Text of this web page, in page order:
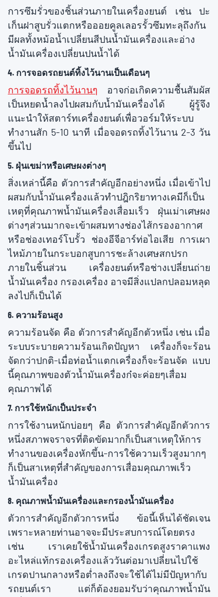
การซึมรั่วของชิ้นส่วนภายในเครื่องยนต์ เช่น ปะ
เก็นฝาสูบรั่วแตกหรือออยคูลเลอรรั้วซึมทะลุถึงกัน
มีผลทั้งหม้อน้ำเปลี่ยนสีปนน้ำมันเครื่องและอ่าง
น้ำมันเครื่องเปลี่ยนปนน้ำได้
4. การจอดรถยนต์ทิ้งไว้นานเป็นเดือนๆ
การจอดรถทิ้งไว้นานๆ อาจก่อเกิดความชื้นสัมผัส
เป็นหยดน้ำลงไปผสมกับน้ำมันเครื่องได้ ผู้รู้จึง
แนะนำให้สตาร์ทเครื่องยนต์เพื่อวอร์มให้ระบบ
ทำงานสัก 5-10 นาที เมื่อจอดรถทิ้งไว้นาน 2-3 วัน
ขึ้นไป
5. ฝุ่นเขม่าหรือเศษผงต่างๆ
สิ่งเหล่านี้คือ ตัวการสำคัญอีกอย่างหนึ่ง เมื่อเข้าไป
ผสมกับน้ำมันเครื่องแล้วทำปฎิกริยาทางเคมีก็เป็น
เหตุที่คุณภาพน้ำมันเครื่องเสื่อมเร็ว ฝุ่นเม่าเศษผง
ต่างๆส่วนมากจะเข้าผสมทางช่องไส้กรองอากาศ
หรือช่องเทอร์โบรั้ว ช่องอีจีอาร์ท่อไอเสีย การเผา
ไหม้ภายในกระบอกสูบการชะล้างเศษสกปรก
ภายในชิ้นส่วน เครื่องยนต์หรือช่างเปลี่ยนถ่าย
น้ำมันเครื่อง กรองเครื่อง อาจมีสิ่งแปลกปลอมหลุด
ลงไปก็เป็นได้
6. ความร้อนสูง
ความร้อนจัด คือ ตัวการสำคัญอีกตัวหนึ่ง เช่น เมื่อ
ระบบระบายความร้อนเกิดปัญหา เครื่องก็จะร้อน
จัดกว่าปกติ-เมื่อท่อน้ำแตกเครื่องก็จะร้อนจัด แบบ
นี้คุณภาพของตัวน้ำมันเครื่องก๋จะค่อยๆเสื่อม
คุณภาพได้
7. การใช้หนักเป็นประจำ
การใช้งานหนักบ่อยๆ คือ ตัวการสำคัญอีกตัวการ
หนึ่งสภาพจราจรที่ติดขัดมากก็เป็นสาเหตุให้การ
ทำงานของเครื่องหักขึ้น-การใช้ความเร็วสูงมากๆ
ก็เป็นสาเหตุที่สำคัญของการเสื่อมคุณภาพเร็ว
น้ำมันเครื่อง
8. คุณภาพน้ำมันเครื่องและกรองน้ำมันเครื่อง
ตัวการสำคัญอีกตัวการหนึ่ง ข้อนี้เห็นได้ชัดเจน
เพราะหลายท่านอาจจะมีประสบการณ์โดยตรง
เช่น เราเคยใช้น้ำมันเครื่องเกรดสูงราคาแพง
อะไหล่แท้กรองเครื่องแล้ววันต่อมาเปลี่ยนไปใช้
เกรดปานกลางหรือต่ำลงถึงจะใช้ได้ไม่มีปัญหากับ
รถยนต์เรา แต่ก็ต้องยอมรับว่าคุณภาพน้ำมัน